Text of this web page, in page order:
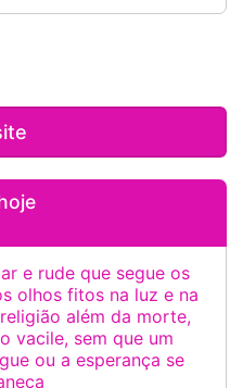
e rude que segue os
olhos fitos na luz e na
além da morte,
vacile, sem que um
ou a esperança se